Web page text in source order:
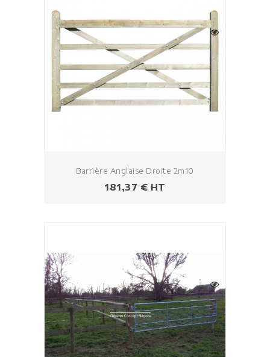
Barrière Anglaise Droite 2m10
Prezzo
181,37 € HT